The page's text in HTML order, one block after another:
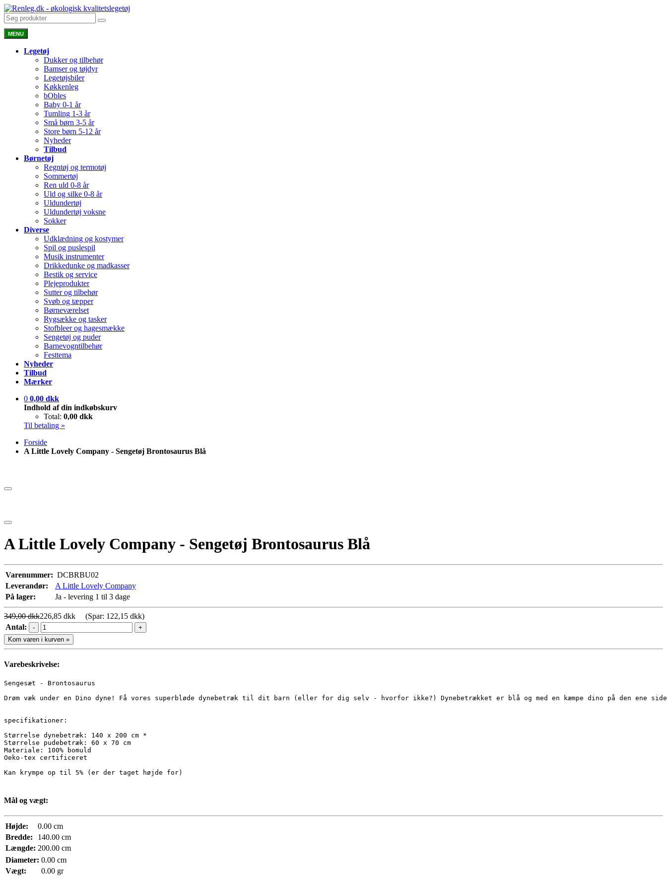
MENU
Legetøj
Dukker og tilbehør
Bamser og tøjdyr
Legetøjsbiler
Køkkenleg
bObles
Baby 0-1 år
Tumling 1-3 år
Små børn 3-5 år
Store børn 5-12 år
Nyheder
Tilbud
Børnetøj
Regntøj og termotøj
Sommertøj
Ren uld 0-8 år
Uld og silke 0-8 år
Uldundertøj
Uldundertøj voksne
Sokker
Diverse
Udklædning og kostymer
Spil og puslespil
Musik instrumenter
Drikkedunke og madkasser
Bestik og service
Plejeprodukter
Sutter og tilbehør
Svøb og tæpper
Børneværelset
Rygsække og tasker
Stofbleer og hagesmække
Sengetøj og puder
Barnevogntilbehør
Festtema
Nyheder
Tilbud
Mærker
0 0,00 dkk
Indhold af din indkøbskurv
Total: 0,00 dkk
Til betaling »
Forside
A Little Lovely Company - Sengetøj Brontosaurus Blå
A Little Lovely Company - Sengetøj Brontosaurus Blå
Varenummer: DCBRBU02
Leverandør:
A Little Lovely Company
På lager:
Ja - levering 1 til 3 dage
349,00 dkk226,85 dkk (Spar: 122,15 dkk)
Antal:
-
+
Kom varen i kurven »
Varebeskrivelse:
Sengesæt - Brontosaurus
Drøm væk under en Dino dyne! Få vores superbløde dynebetræk til dit barn (eller for dig selv - hvorfor ikke?) Dynebetrækket er blå og med en kæmpe dino på den ene
specifikationer:
Størrelse dynebetræk: 140 x 200 cm *
Størrelse pudebetræk: 60 x 70 cm
Materiale: 100% bomuld
Oeko-tex certificeret
Kan krympe op til 5% (er der taget højde for)
Mål og vægt:
Højde:
0.00 cm
Bredde:
140.00 cm
Længde: 200.00 cm
Diameter: 0.00 cm
Vægt:
0.00 gr